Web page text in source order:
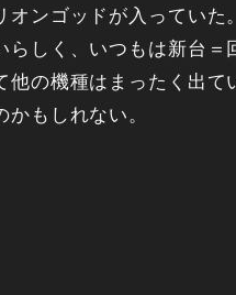
ンゴッドが入っていた。
しく、いつもは新台＝
の機種はまったく出て
もしれない。